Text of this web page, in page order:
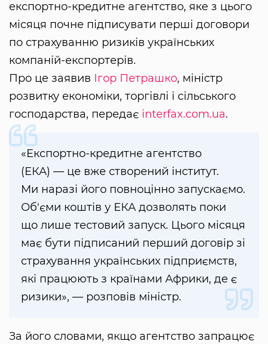
експортно-кредитне агентство, яке з цього
місяця почне підписувати перші договори
по страхуванню ризиків українських
компаній-експортерів.
Про це заявив Ігор Петрашко, міністр
розвитку економіки, торгівлі і сільського
господарства, передає interfax.com.ua.
«Експортно-кредитне агентство
(ЕКА) — це вже створений інститут.
Ми наразі його повноцінно запускаємо.
Об'єми коштів у ЕКА дозволять поки
що лише тестовий запуск. Цього місяця
має бути підписаний перший договір зі
страхування українських підприємств,
які працюють з країнами Африки, де є
ризики», — розповів міністр.
За його словами, якщо агентство запрацює